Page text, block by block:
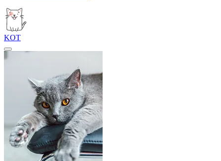
KOT